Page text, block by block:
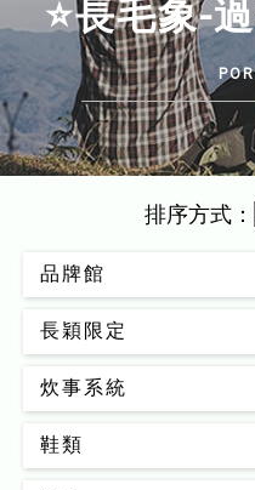
⭐長毛象-
排序方式：
品牌館
長穎限定
炊事系統
鞋類